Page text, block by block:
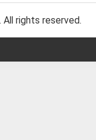
rights reserved.